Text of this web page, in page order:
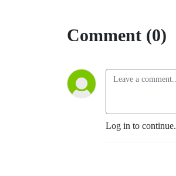
Comment (0)
Log in to continue.